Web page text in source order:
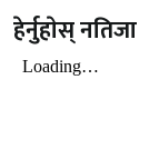
हेर्नुहाेस् नतिजा